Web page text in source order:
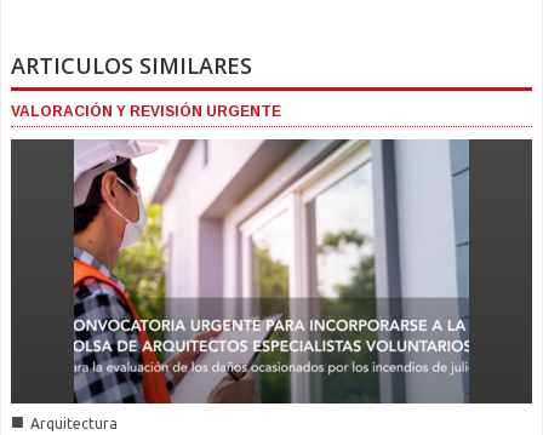
ARTICULOS SIMILARES
VALORACIÓN Y REVISIÓN URGENTE
■ Arquitectura